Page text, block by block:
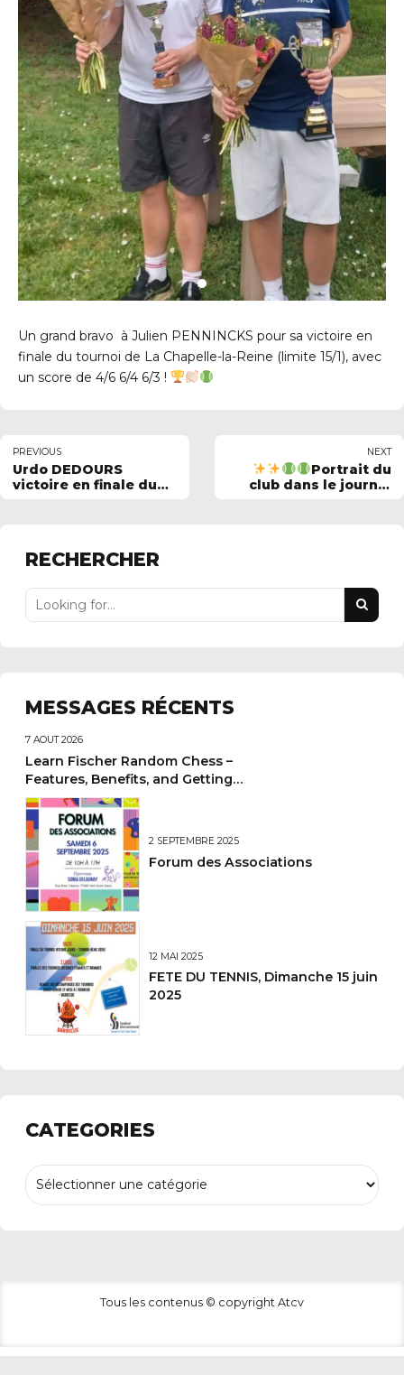
Un grand bravo à Julien PENNINCKS pour sa victoire en
finale du tournoi de La Chapelle-la-Reine (limite 15/1), avec
un score de 4/6 6/4 6/3 !
PREVIOUS
Urdo DEDOURS
victoire en finale du
NEXT
Portrait du
club dans le journal
RECHERCHER
MESSAGES RÉCENTS
7 AOÛT 2026
Learn Fischer Random Chess –
Features, Benefits, and Getting
Started Guide
2 SEPTEMBRE 2025
Forum des Associations
12 MAI 2025
FETE DU TENNIS, Dimanche 15 juin
2025
CATEGORIES
Tous les contenus © copyright Atcv